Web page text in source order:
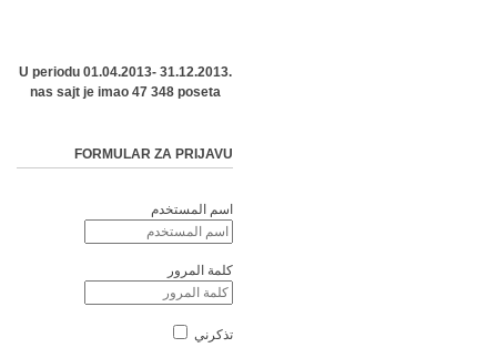
U periodu 01.04.2013- 31.12.2013.
nas sajt je imao 47 348 poseta
FORMULAR ZA PRIJAVU
اسم المستخدم
كلمة المرور
تذكرني